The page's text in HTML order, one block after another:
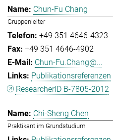
Chun-Fu Chang
Gruppenleiter
+49 351 4646-4323
+49 351 4646-4902
Chun-Fu.Chang@...
Publikationsreferenzen
ResearcherID B-7805-2012
Chi-Sheng Chen
Praktikant im Grundstudium